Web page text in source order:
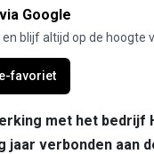
Google
blijf altijd op de hoogte
favoriet
met het bedrijf
jaar verbonden aan